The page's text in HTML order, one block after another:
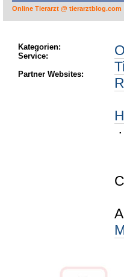
Online Tierarzt @ tierarztblog.com
Kategorien:
Service:
Partner Websites:
·